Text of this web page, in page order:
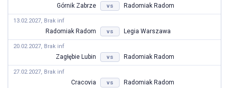
Górnik Zabrze vs Radomiak Radom
13.02.2027, Brak inf
Radomiak Radom vs Legia Warszawa
20.02.2027, Brak inf
Zagłębie Lubin vs Radomiak Radom
27.02.2027, Brak inf
Cracovia vs Radomiak Radom